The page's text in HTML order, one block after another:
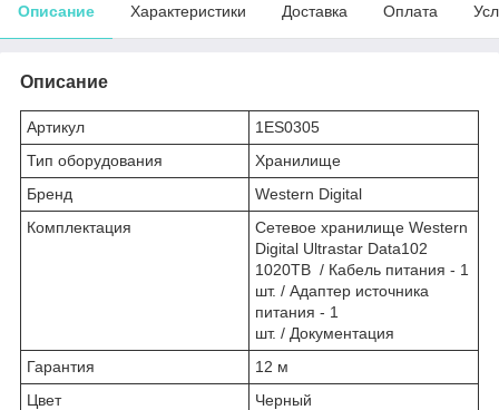
Описание Характеристики Доставка Оплата
Описание
Артикул
1ES0305
Тип оборудования
Хранилище
Бренд
Western Digital
Комплектация
Сетевое хранилище Western
Digital Ultrastar Data102
1020TB / Кабель питания - 1
шт. / Адаптер источника
питания - 1
шт. / Документация
Гарантия
12 м
Цвет
Черный